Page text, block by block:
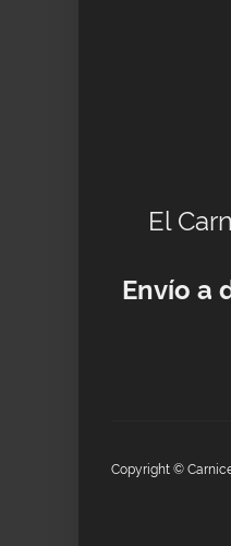
El
Envío a
Copyright ©